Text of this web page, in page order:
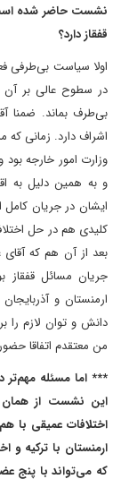
نشست حاضر شده
قفقاز دارد؟
اولا سیاست بی‌طرفی
در سطوح عالی بر آن
بی‌طرف بماند. ضمنا
اشراف دارد. زمانی که
وزارت امور خارجه
و به همین دلیل به
ایشان در جریان
کلیدی هم در حل
بعد از آن هم که
جریان مسائل قفقاز
ارمنستان و
دانش و توان لازم را
من معتقدم‌ اتفاقا حضور آقای
این نشست از همان
اختلافات عمیقی با
ارمنستان با ترکیه و
که می‌تواند با پنج